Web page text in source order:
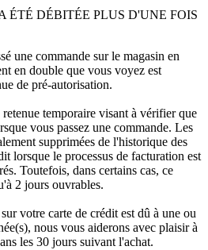
ÉTÉ DÉBITÉE PLUS D'UNE FOIS
une commande sur le magasin en
en double que vous voyez est
de pré-autorisation.
temporaire visant à vérifier que
vous passez une commande. Les
supprimées de l'historique des
lorsque le processus de facturation est
Toutefois, dans certains cas, ce
2 jours ouvrables.
votre carte de crédit est dû à une ou
nous vous aiderons avec plaisir à
les 30 jours suivant l'achat.